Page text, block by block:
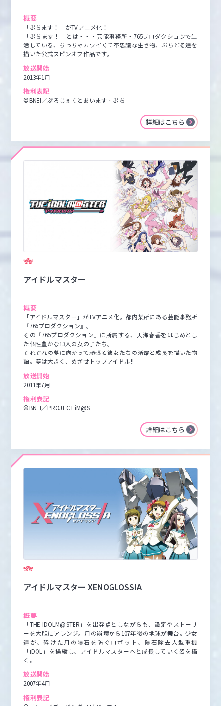
概要
「ぷちます！」がTVアニメ化！
「ぷちます！」とは・・・芸能事務所・765プロダクションで生
活している、ちっちゃカワイくて不思議な生き物、ぷちどる達を
描いた公式スピンオフ作品です。
放送開始
2013年1月
権利表記
©BNEI／ぷろじぇくとあいます・ぷち
詳細はこちら
アイドルマスター
概要
「アイドルマスター」がTVアニメ化。都内某所にある芸能事務所
『765プロダクション』。
その『765プロダクション』に所属する、天海春香をはじめとし
た個性豊かな13人の女の子たち。
それぞれの夢に向かって頑張る彼女たちの活躍と成長を描いた物
語。夢は大きく、めざせトップアイドル!!
放送開始
2011年7月
権利表記
©BNEI／PROJECT iM@S
詳細はこちら
アイドルマスター XENOGLOSSIA
概要
「THE IDOLM@STER」を出発点としながらも、設定やストーリ
ーを大胆にアレンジ。月の崩壊から107年後の地球が舞台。少女
達が、砕けた月の隕石を防ぐロボット、隕石除去人型重機
「iDOL」を操縦し、アイドルマスターへと成長していく姿を描
く。
放送開始
2007年4月
権利表記